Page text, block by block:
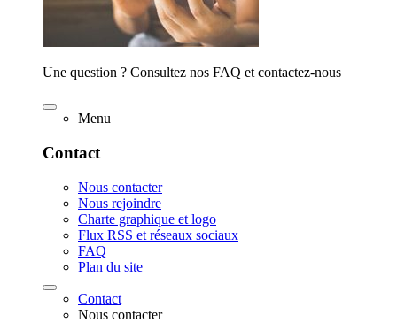
Une question ? Consultez nos FAQ et contactez-nous
Menu
Contact
Nous contacter
Nous rejoindre
Charte graphique et logo
Flux RSS et réseaux sociaux
FAQ
Plan du site
Contact
Nous contacter